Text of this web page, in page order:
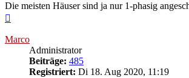
Die meisten Häuser sind ja nur 1-phasig
Marco
Administrator
Beiträge: 485
Registriert: Di 18. Aug 2020, 11:19